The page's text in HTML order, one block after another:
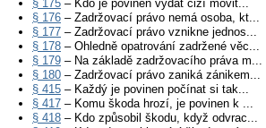
§ 175 – Kdo je povinen vydat cizí movit...
§ 176 – Zadržovací právo nemá osoba, kt...
§ 177 – Zadržovací právo vznikne jednos...
§ 178 – Ohledně opatrování zadržené věc...
§ 179 – Na základě zadržovacího práva m...
§ 180 – Zadržovací právo zaniká zánikem...
§ 415 – Každý je povinen počínat si tak...
§ 417 – Komu škoda hrozí, je povinen k ...
§ 418 – Kdo způsobil škodu, když odvrac...